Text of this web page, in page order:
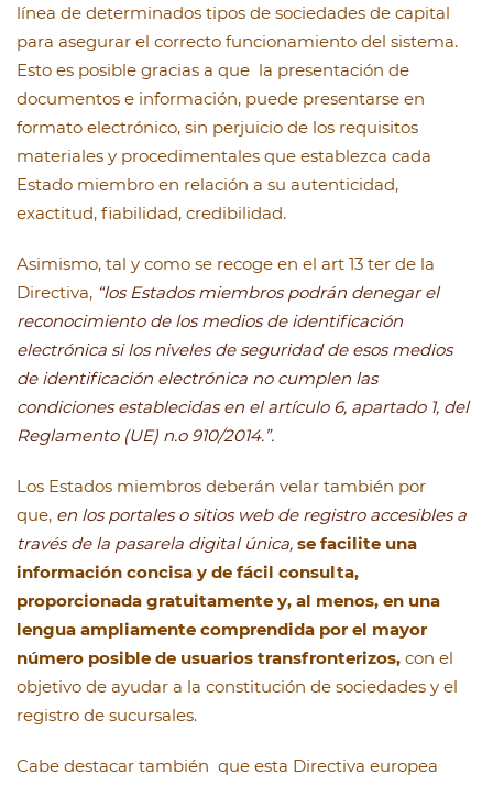
línea de determinados tipos de sociedades de capital
para asegurar el correcto funcionamiento del sistema.
Esto es posible gracias a que la presentación de
documentos e información, puede presentarse en
formato electrónico, sin perjuicio de los requisitos
materiales y procedimentales que establezca cada
Estado miembro en relación a su autenticidad,
exactitud, fiabilidad, credibilidad.
Asimismo, tal y como se recoge en el art 13 ter de la
Directiva, “los Estados miembros podrán denegar el
reconocimiento de los medios de identificación
electrónica si los niveles de seguridad de esos medios
de identificación electrónica no cumplen las
condiciones establecidas en el artículo 6, apartado 1, del
Reglamento (UE) n.o 910/2014.”.
Los Estados miembros deberán velar también por
que, en los portales o sitios web de registro accesibles a
través de la pasarela digital única, se facilite una
información concisa y de fácil consulta,
proporcionada gratuitamente y, al menos, en una
lengua ampliamente comprendida por el mayor
número posible de usuarios transfronterizos, con el
objetivo de ayudar a la constitución de sociedades y el
registro de sucursales.
Cabe destacar también que esta Directiva europea